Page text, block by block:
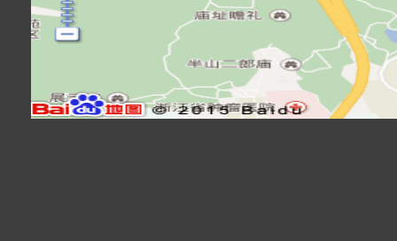
联系我们